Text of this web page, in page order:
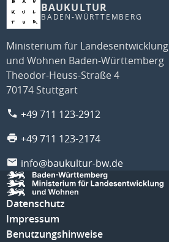
BAUKULTUR
BADEN-WÜRTTEMBERG
Ministerium für Landesentwicklung
und Wohnen Baden-Württemberg
Theodor-Heuss-Straße 4
70174 Stuttgart
+49 711 123-2912
+49 711 123-2174
info@baukultur-bw.de
Datenschutz
Impressum
Benutzungshinweise